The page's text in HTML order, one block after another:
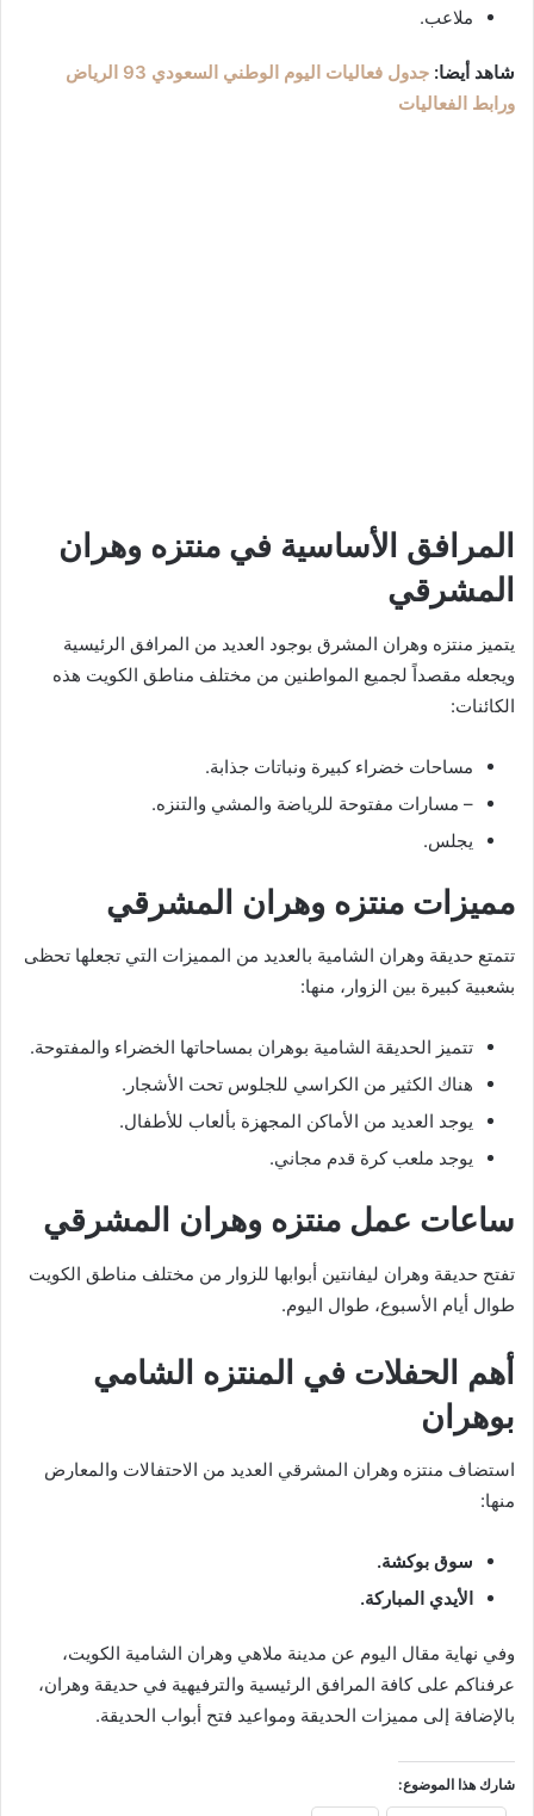
ملاعب.
شاهد أيضا:
جدول فعاليات اليوم الوطني السعودي 93 الرياض
ورابط الفعاليات
المرافق الأساسية في منتزه وهران
المشرقي
يتميز منتزه وهران المشرق بوجود العديد من المرافق الرئيسية
ويجعله مقصداً لجميع المواطنين من مختلف مناطق الكويت هذه
الكائنات:
مساحات خضراء كبيرة ونباتات جذابة.
– مسارات مفتوحة للرياضة والمشي والتنزه.
يجلس.
مميزات منتزه وهران المشرقي
تتمتع حديقة وهران الشامية بالعديد من المميزات التي تجعلها تحظى
بشعبية كبيرة بين الزوار، منها:
تتميز الحديقة الشامية بوهران بمساحاتها الخضراء والمفتوحة.
هناك الكثير من الكراسي للجلوس تحت الأشجار.
يوجد العديد من الأماكن المجهزة بألعاب للأطفال.
يوجد ملعب كرة قدم مجاني.
ساعات عمل منتزه وهران المشرقي
تفتح حديقة وهران ليفانتين أبوابها للزوار من مختلف مناطق الكويت
طوال أيام الأسبوع، طوال اليوم.
أهم الحفلات في المنتزه الشامي
بوهران
استضاف منتزه وهران المشرقي العديد من الاحتفالات والمعارض
منها:
سوق بوكشة.
الأيدي المباركة.
وفي نهاية مقال اليوم عن مدينة ملاهي وهران الشامية الكويت،
عرفناكم على كافة المرافق الرئيسية والترفيهية في حديقة وهران،
بالإضافة إلى مميزات الحديقة ومواعيد فتح أبواب الحديقة.
شارك هذا الموضوع: